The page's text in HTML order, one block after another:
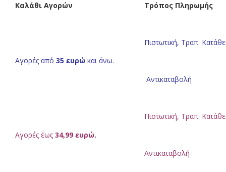
Καλάθι Αγορών Τρόπος Πληρωμής
Αγορές από 35 ευρώ και άνω.
Πιστωτική, Τραπ.
Αντικαταβολή
Αγορές έως 34,99 ευρώ.
Πιστωτική, Τραπ.
Αντικαταβολή